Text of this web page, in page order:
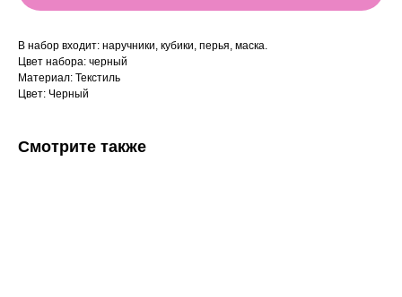
В набор входит: наручники, кубики, перья, маска.
Цвет набора: черный
Материал: Текстиль
Цвет: Черный
Смотрите также